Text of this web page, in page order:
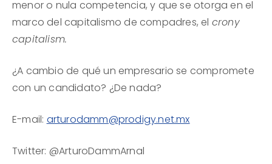
menor o nula competencia, y que se otorga en el
marco del capitalismo de compadres, el crony
capitalism.
¿A cambio de qué un empresario se compromete
con un candidato? ¿De nada?
E-mail: arturodamm@prodigy.net.mx
Twitter: @ArturoDammArnal